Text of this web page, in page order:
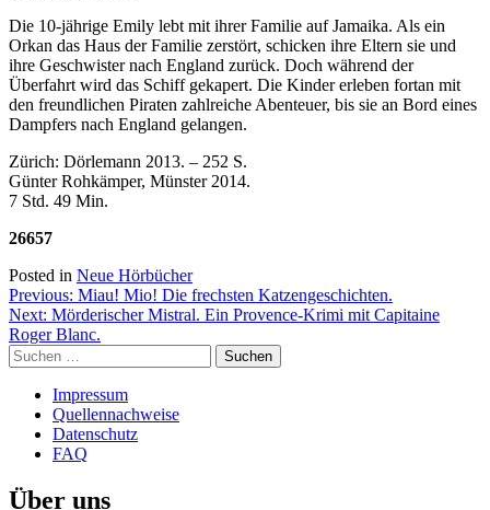
hochgradig
Sehgeschädigte
Die 10-jährige Emily lebt mit ihrer Familie auf Jamaika. Als ein
Orkan das Haus der Familie zerstört, schicken ihre Eltern sie und
ihre Geschwister nach England zurück. Doch während der
Überfahrt wird das Schiff gekapert. Die Kinder erleben fortan mit
den freundlichen Piraten zahlreiche Abenteuer, bis sie an Bord eines
Dampfers nach England gelangen.
Zürich: Dörlemann 2013. – 252 S.
Günter Rohkämper, Münster 2014.
7 Std. 49 Min.
26657
Posted in Neue Hörbücher
Beitragsnavigation
Previous: Miau! Mio! Die frechsten Katzengeschichten.
Next: Mörderischer Mistral. Ein Provence-Krimi mit Capitaine
Roger Blanc.
Suchen
nach:
Impressum
Quellennachweise
Datenschutz
FAQ
Über uns